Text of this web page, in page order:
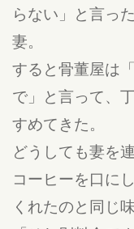
らない」と言っ
妻。
すると骨董屋は
で」と言って、
すめてきた。
どうしても妻を
コーヒーを口に
くれたのと同じ